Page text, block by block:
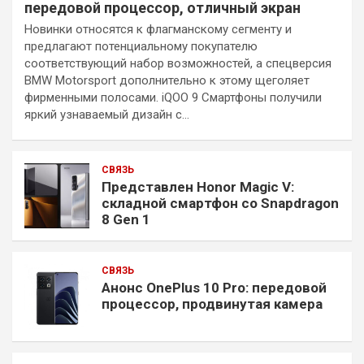
передовой процессор, отличный экран
Новинки относятся к флагманскому сегменту и
предлагают потенциальному покупателю
соответствующий набор возможностей, а спецверсия
BMW Motorsport дополнительно к этому щеголяет
фирменными полосами. iQOO 9 Смартфоны получили
яркий узнаваемый дизайн с…
СВЯЗЬ
Представлен Honor Magic V:
складной смартфон со Snapdragon
8 Gen 1
СВЯЗЬ
Анонс OnePlus 10 Pro: передовой
процессор, продвинутая камера